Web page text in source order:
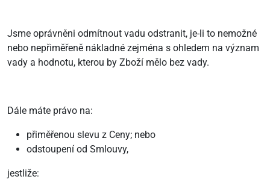
Jsme oprávněni odmítnout vadu odstranit, je-li to nemožné
nebo nepřiměřeně nákladné zejména s ohledem na význam
vady a hodnotu, kterou by Zboží mělo bez vady.
Dále máte právo na:
přiměřenou slevu z Ceny; nebo
odstoupení od Smlouvy,
jestliže: